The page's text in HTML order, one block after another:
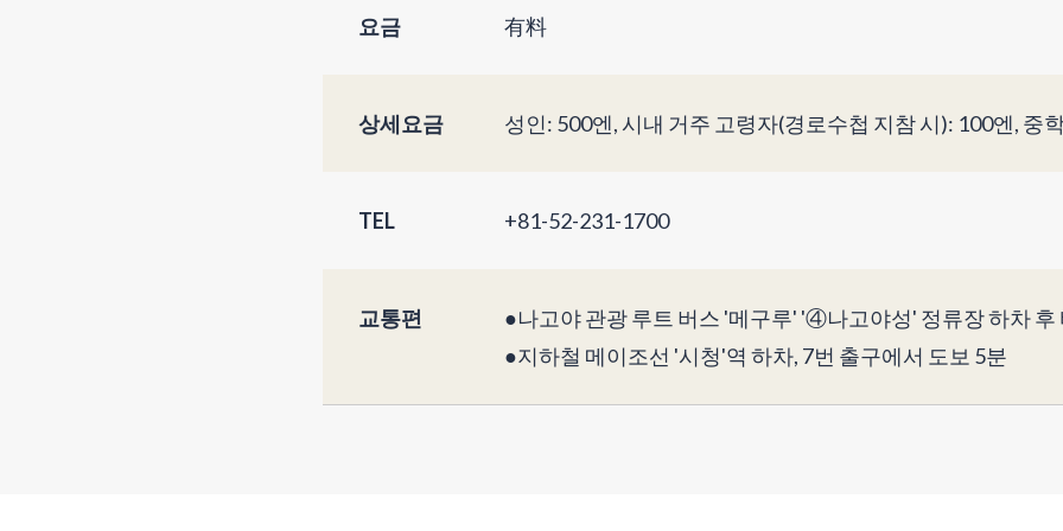
요금 有料
상세요금 성인: 500엔, 시내 거주 고령자(경로수첩 지참 시): 100엔, 중
TEL +81-52-231-1700
교통편
●나고야 관광 루트 버스 '메구루' '④나고야성' 정류장 하차 후
●지하철 메이조선 '시청'역 하차, 7번 출구에서 도보 5분